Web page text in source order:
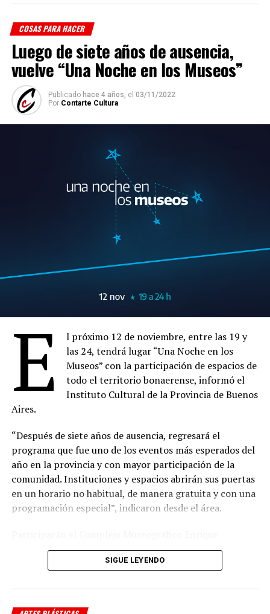
COSAS PARA HACER
Luego de siete años de ausencia,
vuelve “Una Noche en los Museos”
Publicado hace 4 años, el 03/11/2022
Por Contarte Cultura
E
l próximo 12 de noviembre, entre las 19 y
las 24, tendrá lugar “Una Noche en los
Museos” con la participación de espacios de
todo el territorio bonaerense, informó el
Instituto Cultural de la Provincia de Buenos
Aires.
“Después de siete años de ausencia, regresará el
programa que fue uno de los eventos más esperados del
año en la provincia y con mayor participación de la
comunidad. Instituciones y espacios abrirán sus puertas
en un horario no habitual, de manera gratuita y con una
programación especial”, indicaron desde el área.
Udaondo de Luján; el Museo Histórico Libres del Sur de
Dolores; el Museo Emilio Pettoruti, el Archivo Histórico
Teatro Argentino de La Plata; el Museo y Biblioteca
Provincial Juan Domingo Perón de Lobos; el Museo
SIGUE LEYENDO